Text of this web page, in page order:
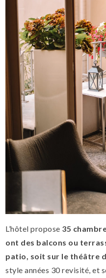
L’hôtel propose 35
ont des balcons ou
patio, soit sur le théâtre
style années 30 revisité, et